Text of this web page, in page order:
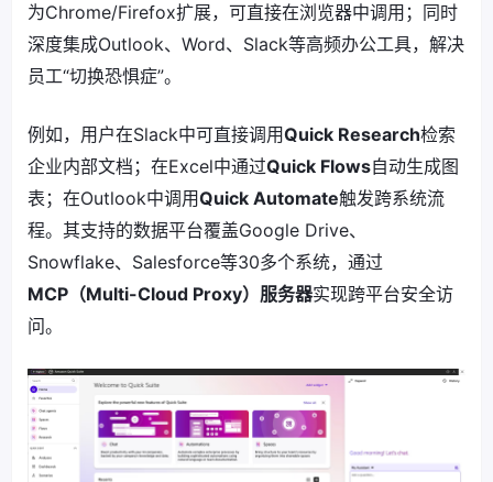
为Chrome/Firefox扩展，可直接在浏览器中调用；同时
深度集成Outlook、Word、Slack等高频办公工具，解决
员工“切换恐惧症”。
例如，用户在Slack中可直接调用Quick Research检索
企业内部文档；在Excel中通过Quick Flows自动生成图
表；在Outlook中调用Quick Automate触发跨系统流
程。其支持的数据平台覆盖Google Drive、
Snowflake、Salesforce等30多个系统，通过
MCP（Multi-Cloud Proxy）服务器实现跨平台安全访
问。